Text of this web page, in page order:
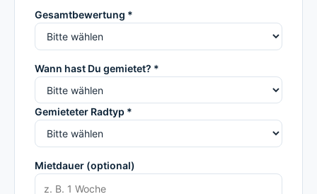
Gesamtbewertung *
Wann hast Du gemietet? *
Gemieteter Radtyp *
Mietdauer (optional)